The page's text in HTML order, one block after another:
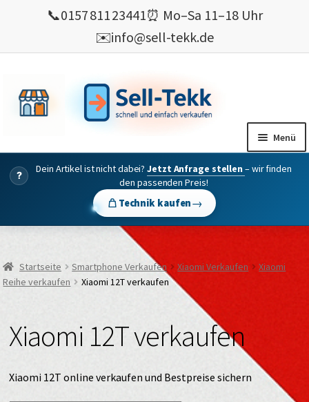
📞0157 811 23441⏰ Mo–Sa 11–18 Uhr
✉️info@sell-tekk.de
springen
springen
Menü
Mein Konto
verkaufen
Gebrauchte Elektronik verkaufen
💰 Bonusprogramm
?
Dein Artikel ist nicht dabei?Jetzt Anfrage stellen – wir finden
den passenden Preis!
Technik kaufen→
Startseite Smartphone Verkaufen Xiaomi Verkaufen
Xiaomi
Reihe verkaufen
Xiaomi 12T verkaufen
Xiaomi 12T verkaufen
Xiaomi 12T online verkaufen und Bestpreise sichern